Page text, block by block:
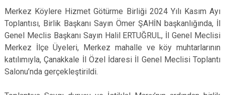
Merkez Köylere Hizmet Götürme Birliği 2024 Yılı Kasım Ayı
Toplantısı, Birlik Başkanı Sayın Ömer ŞAHİN başkanlığında, İl
Genel Meclis Başkanı Sayın Halil ERTUĞRUL, İl Genel Meclisi
Merkez İlçe Üyeleri, Merkez mahalle ve köy muhtarlarının
katılımıyla, Çanakkale İl Özel İdaresi İl Genel Meclisi Toplantı
Salonu’nda gerçekleştirildi.